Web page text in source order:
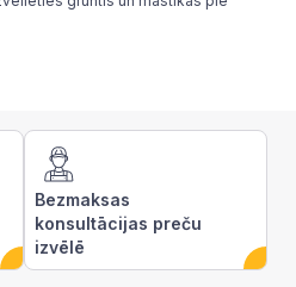
Bezmaksas
konsultācijas preču
izvēlē